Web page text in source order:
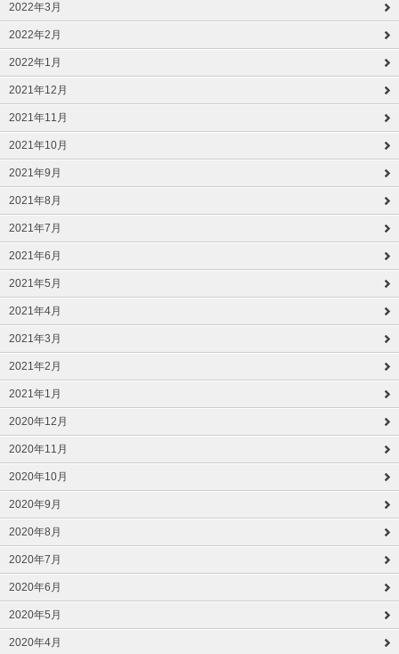
2022年3月
2022年2月
2022年1月
2021年12月
2021年11月
2021年10月
2021年9月
2021年8月
2021年7月
2021年6月
2021年5月
2021年4月
2021年3月
2021年2月
2021年1月
2020年12月
2020年11月
2020年10月
2020年9月
2020年8月
2020年7月
2020年6月
2020年5月
2020年4月